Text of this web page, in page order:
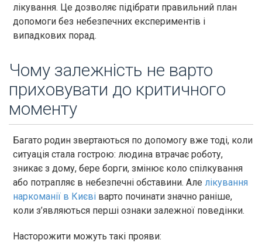
лікування. Це дозволяє підібрати правильний план
допомоги без небезпечних експериментів і
випадкових порад.
Чому залежність не варто
приховувати до критичного
моменту
Багато родин звертаються по допомогу вже тоді, коли
ситуація стала гострою: людина втрачає роботу,
зникає з дому, бере борги, змінює коло спілкування
або потрапляє в небезпечні обставини. Але лікування
наркоманії в Києві варто починати значно раніше,
коли з’являються перші ознаки залежної поведінки.
Насторожити можуть такі прояви: